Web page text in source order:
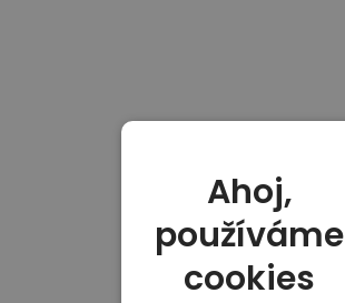
Ahoj,
používáme
cookies